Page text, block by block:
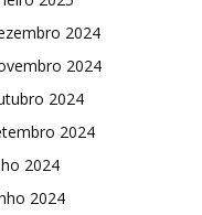
2024
2024
2024
2024
2024
2024